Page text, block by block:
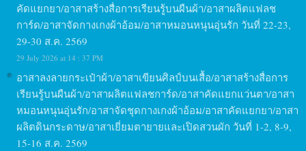
คัดแยกยา/อาสาสร้างสื่อการเรียนรู้บนผืนผ้า/อาสาผลิตแฟลช
การ์ด/อาสาจัดกางเกงผ้าอ้อม/อาสาหมอนหนุนอุ่นรัก วันที่ 22-23,
29-30 ส.ค. 2569
29 July 2026 at 14 : 37 PM
อาสาลงลายกระเป๋าผ้า/อาสาเขียนศิลป์บนเสื้อ/อาสาสร้างสื่อการ
เรียนรู้บนผืนผ้า/อาสาผลิตแฟลชการ์ด/อาสาคัดแยกแว่นตา/อาสา
หมอนหนุนอุ่นรัก/อาสาจัดชุดกางเกงผ้าอ้อม/อาสาคัดแยกยา/อาสา
ผลิตดินกระดาษ/อาสาเยี่ยมตายายและเปิดสวนผัก วันที่ 1-2, 8-9,
15-16 ส.ค. 2569